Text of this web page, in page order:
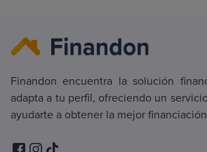
Finandon encuentra la solución
adapta a tu perfil, ofreciendo un
ayudarte a obtener la mejor